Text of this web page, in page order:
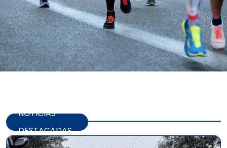
NOTICIAS
DESTACADAS